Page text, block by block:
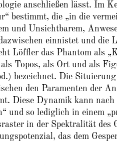
anschließen lässt. Im
bestimmt, die „in die
und Unsichtbarem,
einnistet und die
Löffler das Phantom als
Topos, als Ort und als
bezeichnet. Die
den Paramenten der
Diese Dynamik kann
und so lediglich in einem
in der Spektralität des
das dem